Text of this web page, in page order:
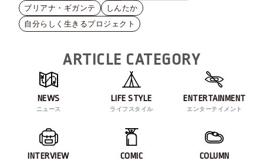
ブリアナ・ギガンテ
しんたか
自分らしく生きるプロジェクト
ARTICLE CATEGORY
NEWS
ニュース
LIFE STYLE
ライフスタイル
ENTERTAINMENT
エンターテイメント
INTERVIEW COMIC COLUMN